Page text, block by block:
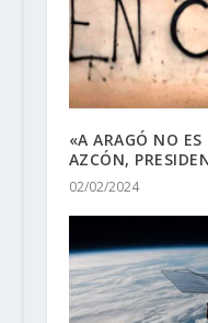
«A ARAGÓ NO ES
AZCÓN,
02/02/2024